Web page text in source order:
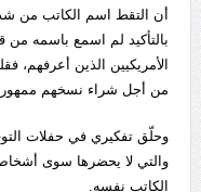
أن التقط اسم الكاتب من
بالتأكيد لم اسمع باسمه
الأمريكيين الذين
من أجل شراء نسخهم
وحلّق تفكيري في حفلات
والتي لا يحضرها سوى
الكاتب نفسه.